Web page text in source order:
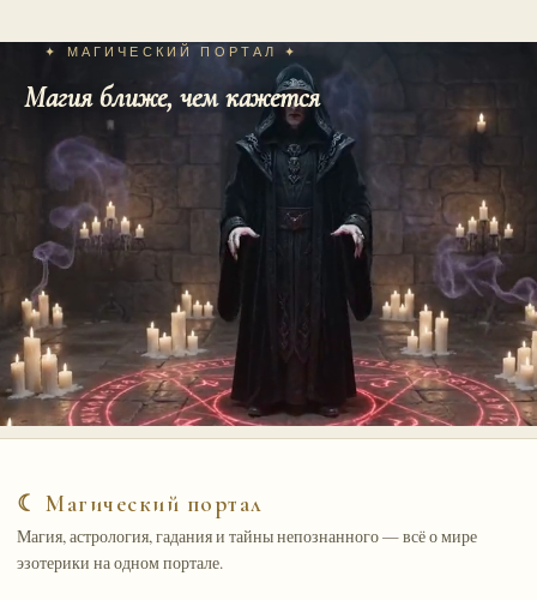
✦ МАГИЧЕСКИЙ ПОРТАЛ ✦
Магия ближе, чем кажется
☾ Магический портал
Магия, астрология, гадания и тайны непознанного — всё о мире
эзотерики на одном портале.